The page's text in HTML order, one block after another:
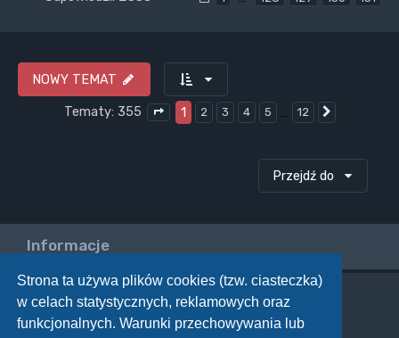
Strona ta używa plików cookies (tzw. ciasteczka)
w celach statystycznych, reklamowych oraz
funkcjonalnych. Warunki przechowywania lub
NOWY TEMAT
Tematy: 355
Strona1 z12
1 2 3 4 5 12
Przejdź do
Informacje
Twoje uprawnienia na tym forum
Nie możesztworzyć nowych tematów